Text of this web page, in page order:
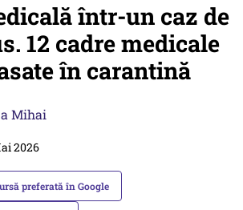
într-un caz de
12 cadre medicale
în carantină
Mihai
2026
preferată în Google